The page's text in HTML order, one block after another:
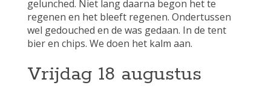
gelunched. Niet lang daarna begon het te
regenen en het bleeft regenen. Ondertussen
wel gedouched en de was gedaan. In de tent
bier en chips. We doen het kalm aan.
Vrijdag 18 augustus